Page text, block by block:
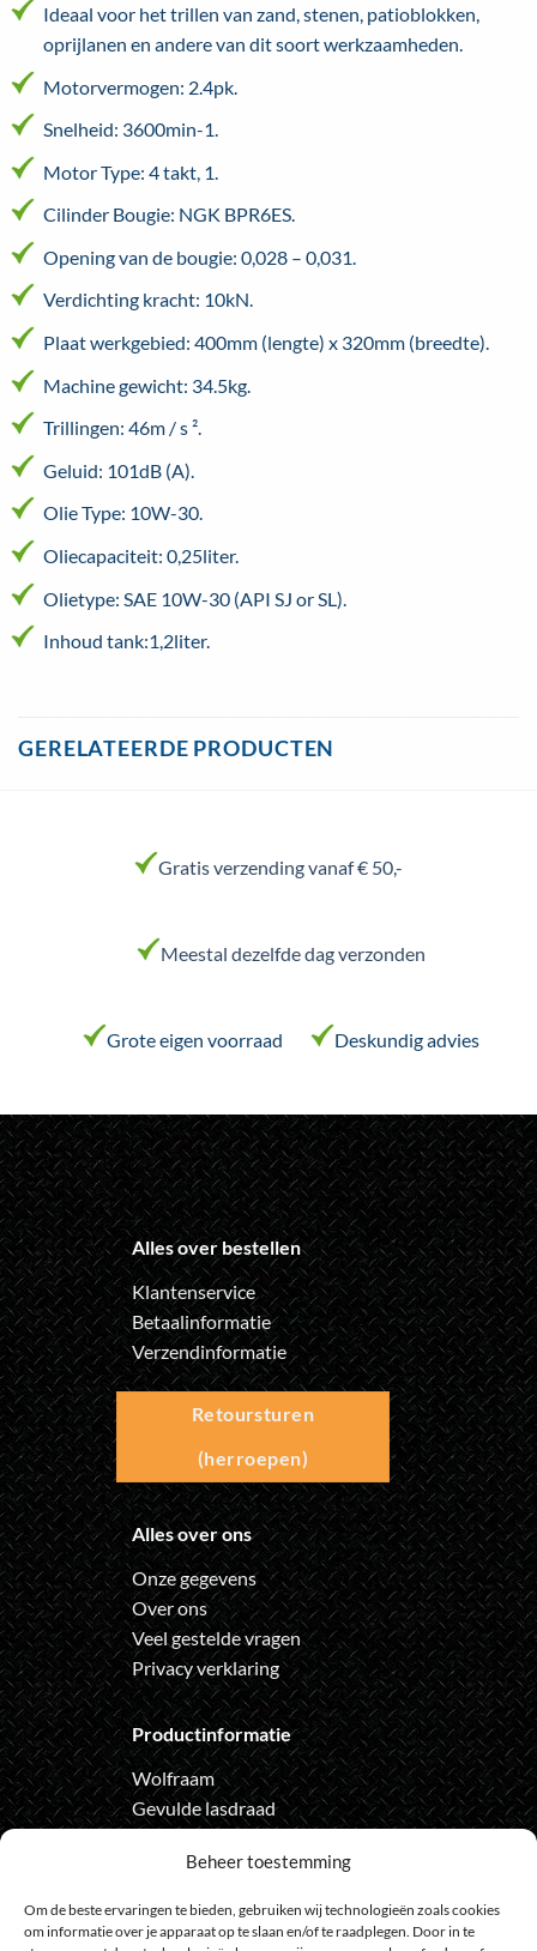
Beheer toestemming
Om de beste ervaringen te bieden, gebruiken wij technologieën zoals cookies
om informatie over je apparaat op te slaan en/of te raadplegen. Door in te
Ideaal voor het trillen van zand, stenen, patioblokken,
oprijlanen en andere van dit soort werkzaamheden.
Motorvermogen: 2.4pk.
Snelheid: 3600min-1.
Motor Type: 4 takt, 1.
Cilinder Bougie: NGK BPR6ES.
Opening van de bougie: 0,028 – 0,031.
Verdichting kracht: 10kN.
Plaat werkgebied: 400mm (lengte) x 320mm (breedte).
Machine gewicht: 34.5kg.
Trillingen: 46m / s ².
Geluid: 101dB (A).
Olie Type: 10W-30.
Oliecapaciteit: 0,25liter.
Olietype: SAE 10W-30 (API SJ or SL).
Inhoud tank:1,2liter.
GERELATEERDE PRODUCTEN
Gratis verzending vanaf € 50,-
Meestal dezelfde dag verzonden
Grote eigen voorraad Deskundig advies
Alles over bestellen
Klantenservice
Betaalinformatie
Verzendinformatie
Retoursturen
(herroepen)
Alles over ons
Onze gegevens
Over ons
Veel gestelde vragen
Privacy verklaring
Productinformatie
Wolfraam
Gevulde lasdraad
Onze nieuwsbrief